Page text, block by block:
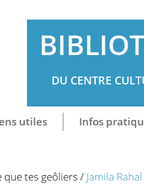
DU CENTRE
utiles Infos
que tes geôliers / Jamila Rahal